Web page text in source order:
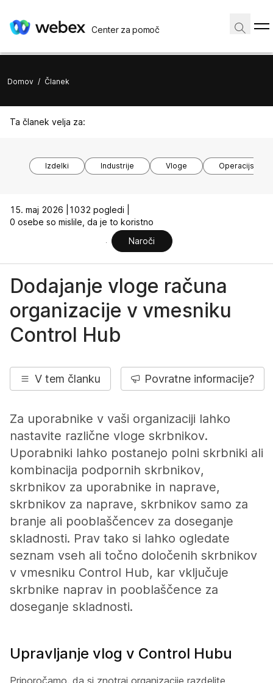
Center za pomoč
Domov / Članek
Ta članek velja za:
Izdelki Industrije Vloge Operacijski
15. maj 2026 |
1032 pogledi |
0 osebe so mislile, da je to koristno
Naroči
Dodajanje vloge računa
organizacije v vmesniku
Control Hub
V tem članku Povratne informacije?
Za uporabnike v vaši organizaciji lahko
nastavite različne vloge skrbnikov.
Uporabniki lahko postanejo polni skrbniki ali
kombinacija podpornih skrbnikov,
skrbnikov za uporabnike in naprave,
skrbnikov za naprave, skrbnikov samo za
branje ali pooblaščencev za doseganje
skladnosti. Prav tako si lahko ogledate
seznam vseh ali točno določenih skrbnikov
v vmesniku Control Hub, kar vključuje
skrbnike naprav in pooblaščence za
doseganje skladnosti.
Upravljanje vlog v Control Hubu
Priporočamo, da si znotraj organizacije razdelite